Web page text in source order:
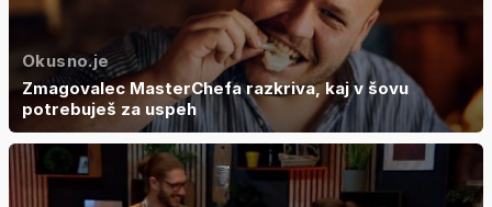
Okusno.je
Zmagovalec MasterChefa razkriva, kaj v šovu
potrebuješ za uspeh